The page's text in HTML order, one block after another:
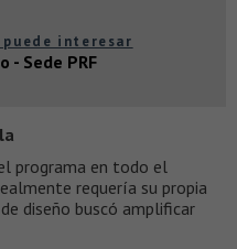
interesar
- Sede PRF
programa en todo el
requería su propia
diseño buscó amplificar